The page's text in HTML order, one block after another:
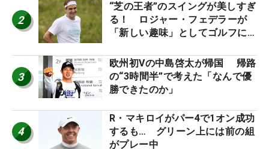
2
“芝の王者”のスイングが美しすぎ
る！ ロジャー・フェデラーが
「新しい趣味」としてゴルフに挑
3
欧州初Vの中島啓太が帰国 帰路
の“3時間半”で考えた「なんで優
勝できたのか」
4
R・マキロイがパー4で1オン成功
するも… グリーン上には前の組
がプレー中